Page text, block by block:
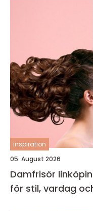
inspiration
05. August 2026
Damfrisör linköping så hittar du rätt
för stil, vardag